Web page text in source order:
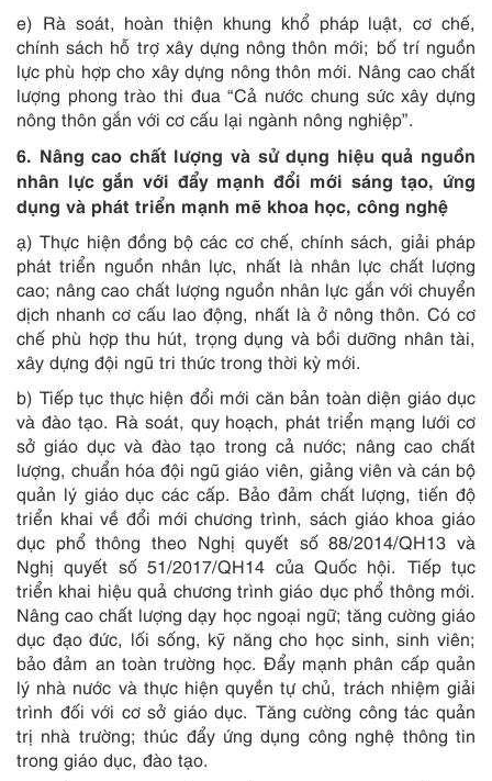
e) Rà soát, hoàn thiện khung khổ pháp luật, cơ chế,
chính sách hỗ trợ xây dựng nông thôn mới; bố trí nguồn
lực phù hợp cho xây dựng nông thôn mới. Nâng cao chất
lượng phong trào thi đua “Cả nước chung sức xây dựng
nông thôn gắn với cơ cấu lại ngành nông nghiệp”.
6. Nâng cao chất lượng và sử dụng hiệu quả nguồn
nhân lực gắn với đẩy mạnh đổi mới sáng tạo, ứng
dụng và phát triển mạnh mẽ khoa học, công nghệ
ạ) Thực hiện đồng bộ các cơ chế, chính sách, giải pháp
phát triển nguồn nhân lực, nhất là nhân lực chất lượng
cao; nâng cao chất lượng nguồn nhân lực gắn với chuyển
dịch nhanh cơ cấu lao động, nhất là ở nông thôn. Có cơ
chế phù hợp thu hút, trọng dụng và bồi dưỡng nhân tài,
xây dựng đội ngũ tri thức trong thời kỳ mới.
b) Tiếp tục thực hiện đổi mới căn bản toàn diện giáo dục
và đào tạo. Rà soát, quy hoạch, phát triển mạng lưới cơ
sở giáo dục và đào tạo trong cả nước; nâng cao chất
lượng, chuẩn hóa đội ngũ giáo viên, giảng viên và cán bộ
quản lý giáo dục các cấp. Bảo đảm chất lượng, tiến độ
triển khai về đổi mới chương trình, sách giáo khoa giáo
dục phổ thông theo Nghị quyết số 88/2014/QH13 và
Nghị quyết số 51/2017/QH14 của Quốc hội. Tiếp tục
triển khai hiệu quả chương trình giáo dục phổ thông mới.
Nâng cao chất lượng dạy học ngoại ngữ; tăng cường giáo
dục đạo đức, lối sống, kỹ năng cho học sinh, sinh viên;
bảo đảm an toàn trường học. Đẩy mạnh phân cấp quản
lý nhà nước và thực hiện quyền tự chủ, trách nhiệm giải
trình đối với cơ sở giáo dục. Tăng cường công tác quản
trị nhà trường; thúc đẩy ứng dụng công nghệ thông tin
trong giáo dục, đào tạo.